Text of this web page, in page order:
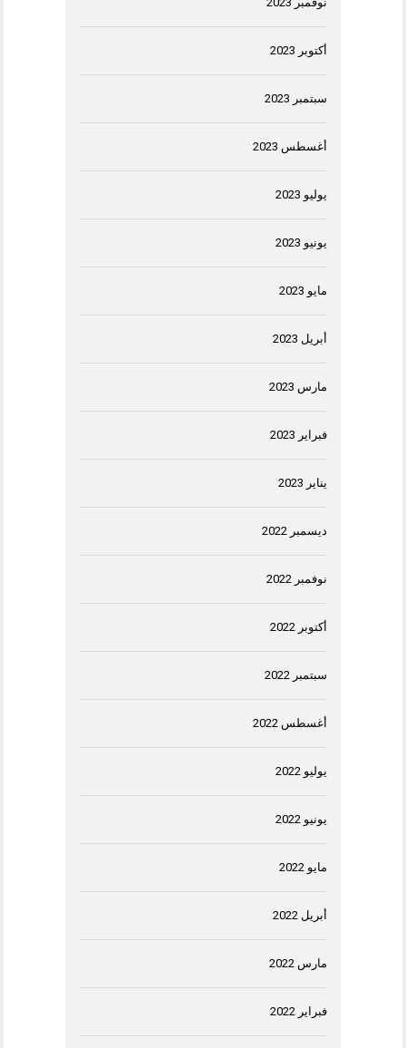
أكتوبر 2023
سبتمبر 2023
أغسطس 2023
يوليو 2023
يونيو 2023
مايو 2023
أبريل 2023
مارس 2023
فبراير 2023
يناير 2023
ديسمبر 2022
نوفمبر 2022
أكتوبر 2022
سبتمبر 2022
أغسطس 2022
يوليو 2022
يونيو 2022
مايو 2022
أبريل 2022
مارس 2022
فبراير 2022